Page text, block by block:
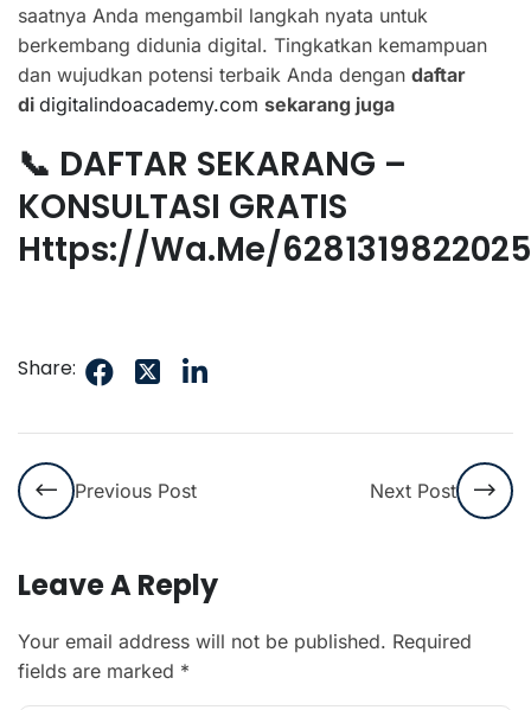
saatnya Anda mengambil langkah nyata untuk
berkembang didunia digital. Tingkatkan kemampuan
dan wujudkan potensi terbaik Anda dengan daftar
di digitalindoacademy.com sekarang juga
📞 DAFTAR SEKARANG –
KONSULTASI GRATIS
Https://wa.me/6281319822025
Share:
Previous Post Next Post
Leave A Reply
Your email address will not be published. Required
fields are marked *